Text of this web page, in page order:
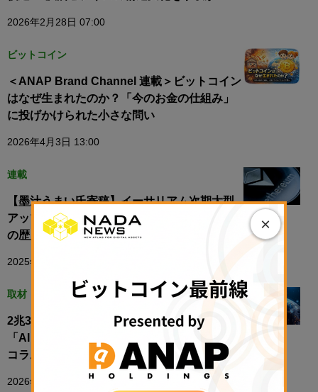
2026年2月28日 07:00
ビットコイン
＜ANAP Brand Channel 連載＞ビットコイン
はなぜ生まれたのか？「今のお金の仕組み」
に投げかけられた小さな問い
2026年4月3日 13:00
連載
【墨汁うまい氏寄稿】イーサリアム次期大型
アップデート「フサカ」はブロックチェーン
の歴史を大きく変える
2025年12月3日 10:00
取材・コラム
2兆3700億円を調達した米トップVC、なぜ
「AIと暗号資産」を同時に語るのか【編集長
コラム】
2026年1月12日 08:00
×